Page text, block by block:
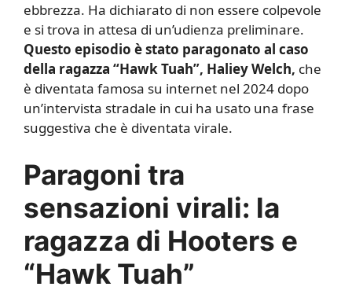
ebbrezza. Ha dichiarato di non essere colpevole
e si trova in attesa di un’udienza preliminare.
Questo episodio è stato paragonato al caso
della ragazza “Hawk Tuah”, Haliey Welch, che
è diventata famosa su internet nel 2024 dopo
un’intervista stradale in cui ha usato una frase
suggestiva che è diventata virale.
Paragoni tra
sensazioni virali: la
ragazza di Hooters e
“Hawk Tuah”